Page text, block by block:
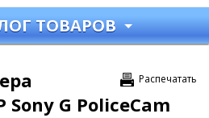
ТОВАРОВ
Распечатать
Sony G PoliceCam